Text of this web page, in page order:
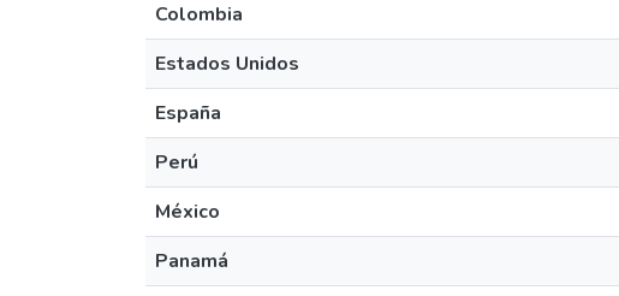
Colombia
Estados Unidos
España
Perú
México
Panamá